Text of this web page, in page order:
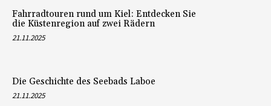
Fahrradtouren rund um Kiel: Entdecken Sie
die Küstenregion auf zwei Rädern
21.11.2025
Die Geschichte des Seebads Laboe
21.11.2025